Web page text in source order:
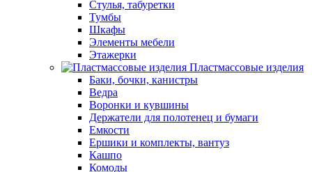
Стулья, табуретки
Тумбы
Шкафы
Элементы мебели
Этажерки
Пластмассовые изделия
Баки, бочки, канистры
Ведра
Воронки и кувшины
Держатели для полотенец и бумаги
Емкости
Ершики и комплекты, вантуз
Кашпо
Комоды